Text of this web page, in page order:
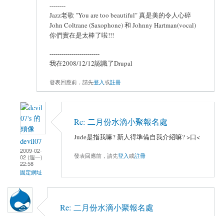
--------
Jazz老歌 "You are too beautiful" 真是美的令人心碎
John Coltrane (Saxophone) 和 Johnny Hartman(vocal)
你們實在是太棒了啦!!!
-------------------------
我在2008/12/12認識了Drupal
發表回應前，請先登入或註冊
devil07
2009-02-
02 (週一)
22:58
固定網址
Re: 二月份水滴小聚報名處
Jude是指我嘛? 新人得準備自我介紹嘛? >口<
發表回應前，請先登入或註冊
Re: 二月份水滴小聚報名處